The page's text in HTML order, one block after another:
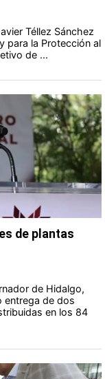
Téllez Sánchez
para la Protección al
de ...
de plantas
de Hidalgo,
entrega de dos
en los 84